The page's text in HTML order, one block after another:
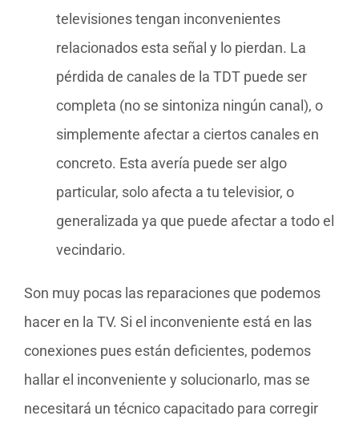
televisiones tengan inconvenientes
relacionados esta señal y lo pierdan. La
pérdida de canales de la TDT puede ser
completa (no se sintoniza ningún canal), o
simplemente afectar a ciertos canales en
concreto. Esta avería puede ser algo
particular, solo afecta a tu televisior, o
generalizada ya que puede afectar a todo el
vecindario.
Son muy pocas las reparaciones que podemos
hacer en la TV. Si el inconveniente está en las
conexiones pues están deficientes, podemos
hallar el inconveniente y solucionarlo, mas se
necesitará un técnico capacitado para corregir